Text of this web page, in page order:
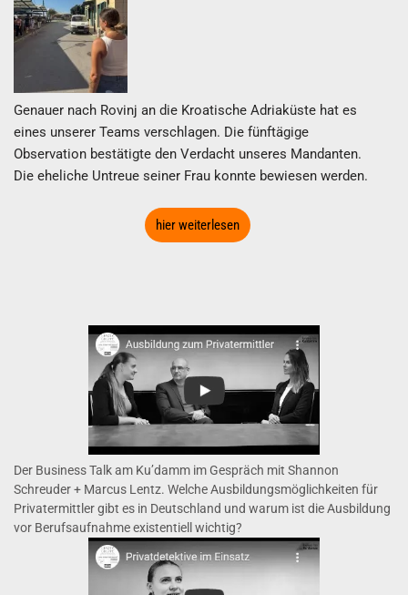
Genauer nach Rovinj an die Kroatische Adriaküste hat es
eines unserer Teams verschlagen. Die fünftägige
Observation bestätigte den Verdacht unseres Mandanten.
Die eheliche Untreue seiner Frau konnte bewiesen werden.
hier weiterlesen
Der Business Talk am Ku’damm im Gespräch mit Shannon
Schreuder + Marcus Lentz. Welche Ausbildungsmöglichkeiten für
Privatermittler gibt es in Deutschland und warum ist die Ausbildung
vor Berufsaufnahme existentiell wichtig?